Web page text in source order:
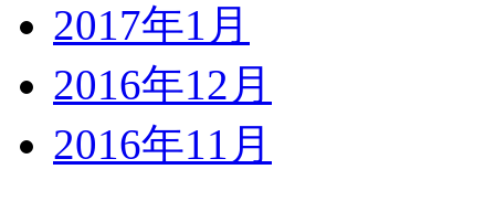
2017年1月
2016年12月
2016年11月